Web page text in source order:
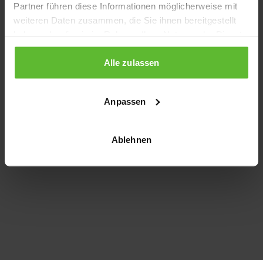
Partner führen diese Informationen möglicherweise mit
weiteren Daten zusammen, die Sie ihnen bereitgestellt
gesammelt haben.
Alle zulassen
Anpassen
Ablehnen
information).